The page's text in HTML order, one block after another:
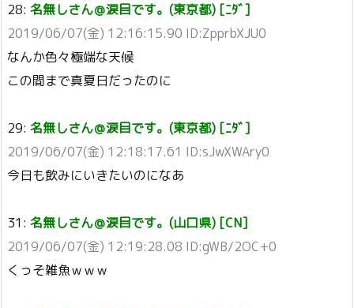
28: 名無しさん＠涙目です。(東京都) [ﾆﾀﾞ]
2019/06/07(金) 12:16:15.90 ID:ZpprbXJU0
なんか色々極端な天候
この間まで真夏日だったのに
29: 名無しさん＠涙目です。(東京都) [ﾆﾀﾞ]
2019/06/07(金) 12:18:17.61 ID:sJwXWAry0
今日も飲みにいきたいのになあ
31: 名無しさん＠涙目です。(山口県) [CN]
2019/06/07(金) 12:19:28.08 ID:gWB/2OC+0
くっそ雑魚ｗｗｗ